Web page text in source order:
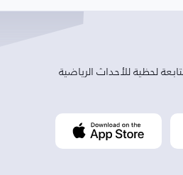
لحظية للأحداث الرياضية